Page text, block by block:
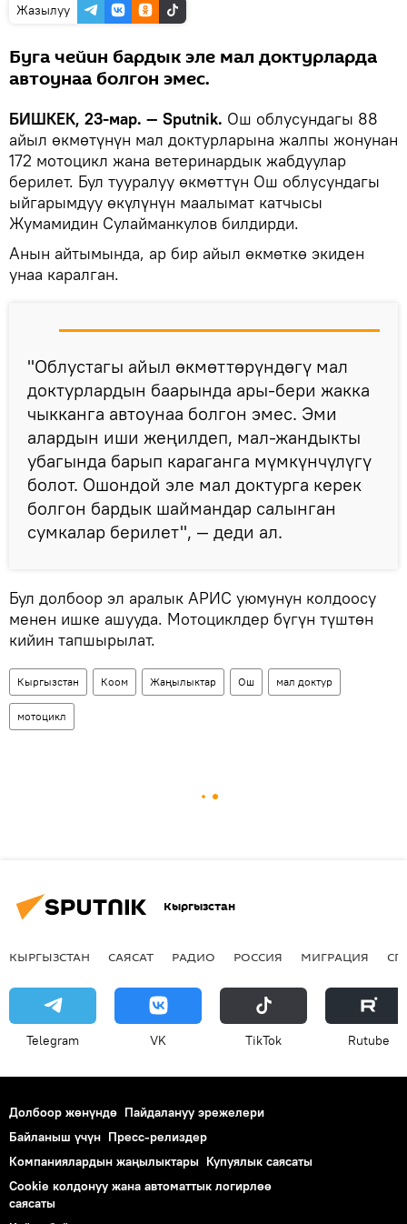
Жазылуу
Буга чейин бардык эле мал доктурларда
автоунаа болгон эмес.
БИШКЕК, 23-мар. — Sputnik. Ош облусундагы 88
айыл өкмөтүнүн мал доктурларына жалпы жонунан
172 мотоцикл жана ветеринардык жабдуулар
берилет. Бул тууралуу өкмөттүн Ош облусундагы
ыйгарымдуу өкүлүнүн маалымат катчысы
Жумамидин Сулайманкулов билдирди.
Анын айтымында, ар бир айыл өкмөткө экиден
унаа каралган.
"Облустагы айыл өкмөттөрүндөгү мал
доктурлардын баарында ары-бери жакка
чыкканга автоунаа болгон эмес. Эми
алардын иши жеңилдеп, мал-жандыкты
убагында барып караганга мүмкүнчүлүгү
болот. Ошондой эле мал доктурга керек
болгон бардык шаймандар салынган
сумкалар берилет", — деди ал.
Бул долбоор эл аралык АРИС уюмунун колдоосу
менен ишке ашууда. Мотоциклдер бүгүн түштөн
кийин тапшырылат.
Кыргызстан Коом Жаңылыктар Ош мал доктур
мотоцикл
Кыргызстан
КЫРГЫЗСТАН САЯСАТ РАДИО РОССИЯ МИГРАЦИЯ
Telegram VK ТikТоk Rutube
Долбоор жөнүндө Пайдалануу эрежелери
Байланыш үчүн Пресс-релиздер
Компаниялардын жаңылыктары Купуялык саясаты
Cookie колдонуу жана автоматтык логирлөө
саясаты